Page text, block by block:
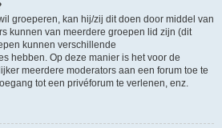
groeperen, kan hij/zij dit doen door middel van
kunnen van meerdere groepen lid zijn (dit
kunnen verschillende
hebben. Op deze manier is het voor de
meerdere moderators aan een forum toe te
tot een privéforum te verlenen, enz.